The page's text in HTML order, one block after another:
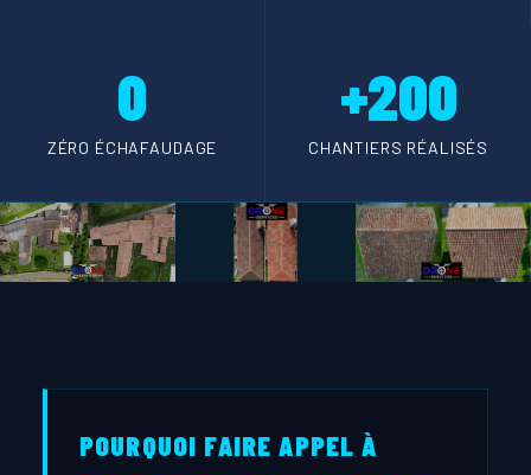
0
ZÉRO ÉCHAFAUDAGE
+200
CHANTIERS RÉALISÉS
POURQUOI FAIRE APPEL À